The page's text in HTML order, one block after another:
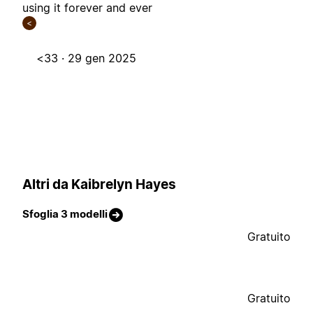
using it forever and ever
<
<33 · 29 gen 2025
Altri da Kaibrelyn Hayes
Sfoglia 3 modelli
Gratuito
Gratuito